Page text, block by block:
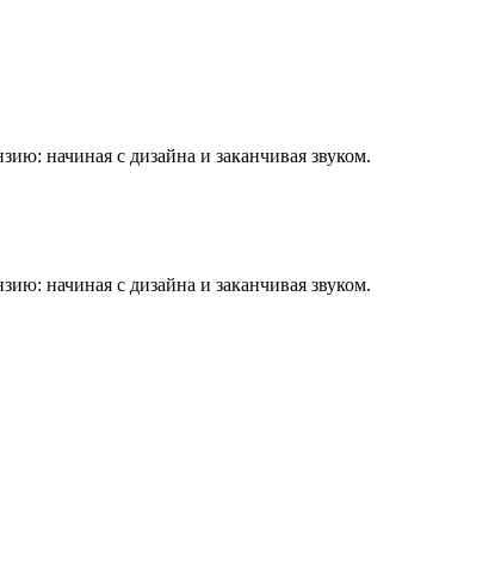
начиная с дизайна и заканчивая звуком.
начиная с дизайна и заканчивая звуком.